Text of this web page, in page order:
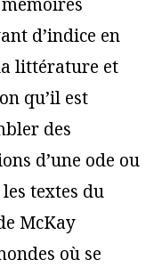
d’indice en
littérature et
qu’il est
des
d’une ode ou
les textes du
McKay
où se